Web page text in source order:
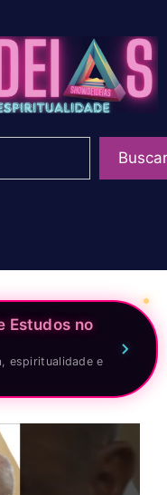
Buscar
Estudos no
espiritualidade e